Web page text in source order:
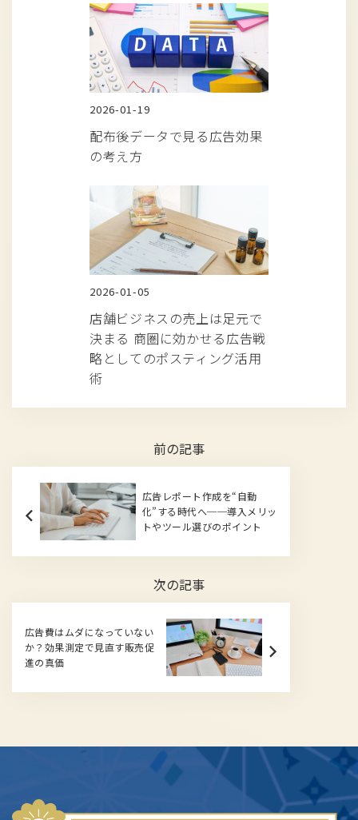
2026-01-19
配布後データで見る広告効果
の考え方
2026-01-05
店舗ビジネスの売上は足元で
決まる 商圏に効かせる広告戦
略としてのポスティング活用
術
前の記事
広告レポート作成を“自動
化”する時代へ──導入メリッ
トやツール選びのポイント
次の記事
広告費はムダになっていない
か？効果測定で見直す販売促
進の真価